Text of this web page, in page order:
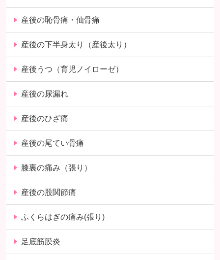
産後の恥骨痛・仙骨痛
産後の下半身太り（産後太り）
産後うつ（育児ノイローゼ）
産後の尿漏れ
産後のひざ痛
産後の尾てい骨痛
膝裏の痛み（張り）
産後の股関節痛
ふくらはぎの痛み(張り)
足底筋膜炎